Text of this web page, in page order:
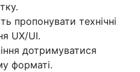
пропонувати технічні
UX/UI.
дотримуватися
форматі.